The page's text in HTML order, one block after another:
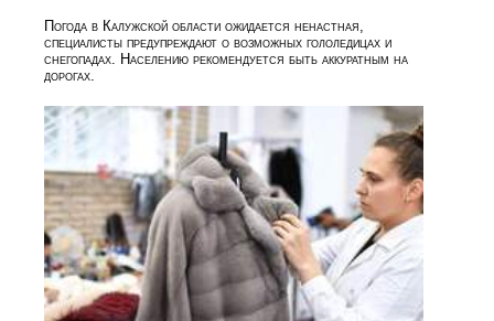
Погода в Калужской области ожидается ненастная,
специалисты предупреждают о возможных гололедицах и
снегопадах. Населению рекомендуется быть аккуратным на
дорогах.